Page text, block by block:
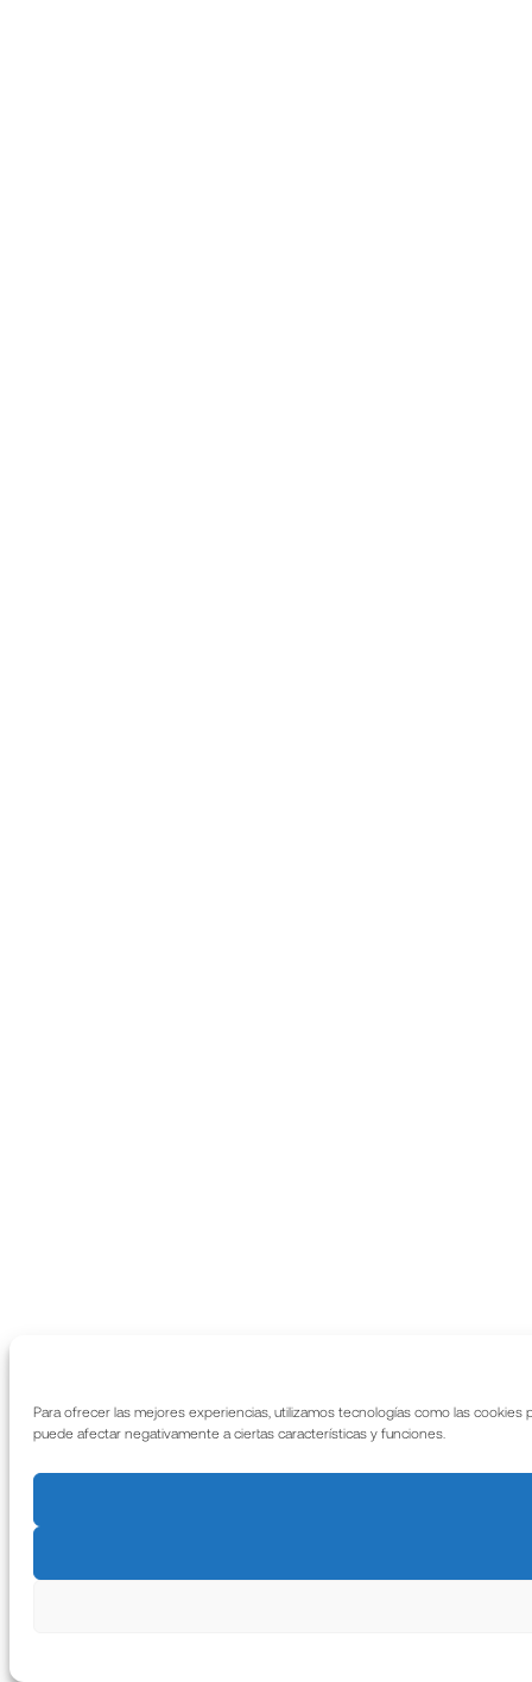
Para ofrecer las mejores experiencias, utilizamos tecnologías como las
puede afectar negativamente a ciertas características y funciones.